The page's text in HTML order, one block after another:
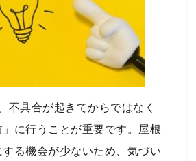
不具合が起きてからではなく
」に行うことが重要です。屋根
る機会が少ないため、気づい